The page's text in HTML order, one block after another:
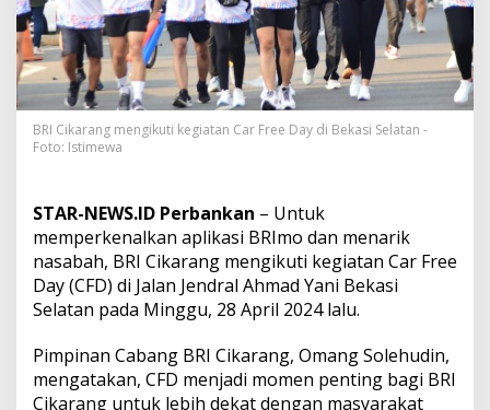
R
I
m
o
k
e
p
M
s
y
a
r
a
k
a
t
,
BRI Cikarang mengikuti kegiatan Car Free Day di Bekasi Selatan -
Foto: Istimewa
STAR-NEWS.ID Perbankan – Untuk
memperkenalkan aplikasi BRImo dan menarik
nasabah, BRI Cikarang mengikuti kegiatan Car Free
Day (CFD) di Jalan Jendral Ahmad Yani Bekasi
Selatan pada Minggu, 28 April 2024 lalu.
Pimpinan Cabang BRI Cikarang, Omang Solehudin,
mengatakan, CFD menjadi momen penting bagi BRI
Cikarang untuk lebih dekat dengan masyarakat